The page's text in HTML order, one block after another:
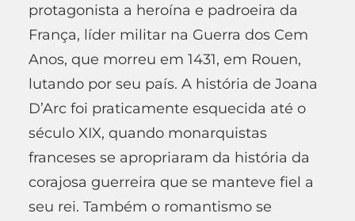
protagonista a heroína e padroeira da
França, líder militar na Guerra dos Cem
Anos, que morreu em 1431, em Rouen,
lutando por seu país. A história de Joana
D’Arc foi praticamente esquecida até o
século XIX, quando monarquistas
franceses se apropriaram da história da
corajosa guerreira que se manteve fiel a
seu rei. Também o romantismo se